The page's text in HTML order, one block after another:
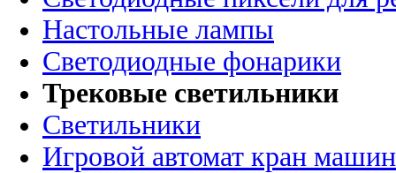
Настольные лампы
Светодиодные фонарики
Трековые светильники
Светильники
Игровой автомат кран